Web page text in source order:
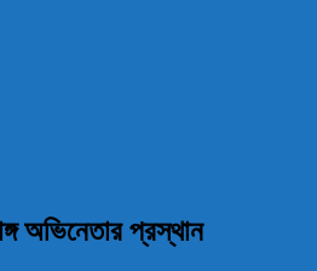
অভিনেতার প্রস্থান